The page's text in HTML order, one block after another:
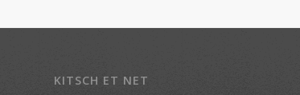
KITSCH ET NET